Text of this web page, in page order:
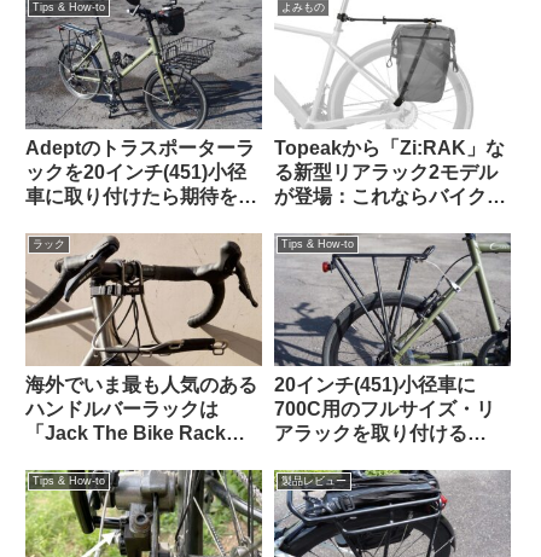
Tips & How-to
Adeptのトラスポーターラ
ックを20インチ(451)小径
車に取り付けたら期待を超
【Tern Crest カスタム】
よみもの
Topeakから「Zi:RAK」な
る新型リアラック2モデル
が登場：これならバイクパ
らも納得？
ラック
海外でいま最も人気のある
ハンドルバーラックは
「Jack The Bike Rack」
Tips & How-to
20インチ(451)小径車に
700C用のフルサイズ・リ
アラックを取り付ける
Explorer Tubular Rack】
Tips & How-to 製品レビュー